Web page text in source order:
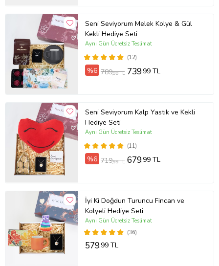
Seni Seviyorum Melek Kolye & Gül
Kekli Hediye Seti
(12)
Aynı Gün Ücretsiz Teslimat
%6 789,99 TL 739,99 TL
Seni Seviyorum Kalp Yastık ve Kekli
Hediye Seti
(11)
Aynı Gün Ücretsiz Teslimat
%6 719,99 TL 679,99 TL
İyi Ki Doğdun Turuncu Fincan ve
Kolyeli Hediye Seti
(36)
Aynı Gün Ücretsiz Teslimat
579,99 TL